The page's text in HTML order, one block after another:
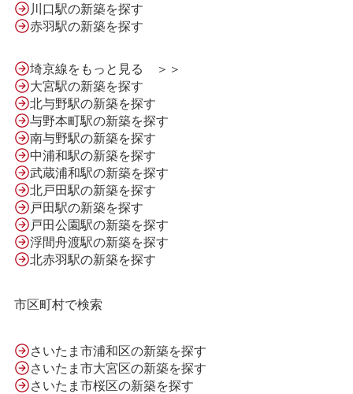
LINE問合せ
メール問合せ
会社案内
利用規約
プライバシーポリシー
サイトマップ
川口駅の新築を探す
赤羽駅の新築を探す
埼京線をもっと見る ＞＞
大宮駅の新築を探す
北与野駅の新築を探す
与野本町駅の新築を探す
南与野駅の新築を探す
中浦和駅の新築を探す
武蔵浦和駅の新築を探す
北戸田駅の新築を探す
戸田駅の新築を探す
戸田公園駅の新築を探す
浮間舟渡駅の新築を探す
北赤羽駅の新築を探す
市区町村で検索
さいたま市浦和区の新築を探す
さいたま市大宮区の新築を探す
さいたま市桜区の新築を探す